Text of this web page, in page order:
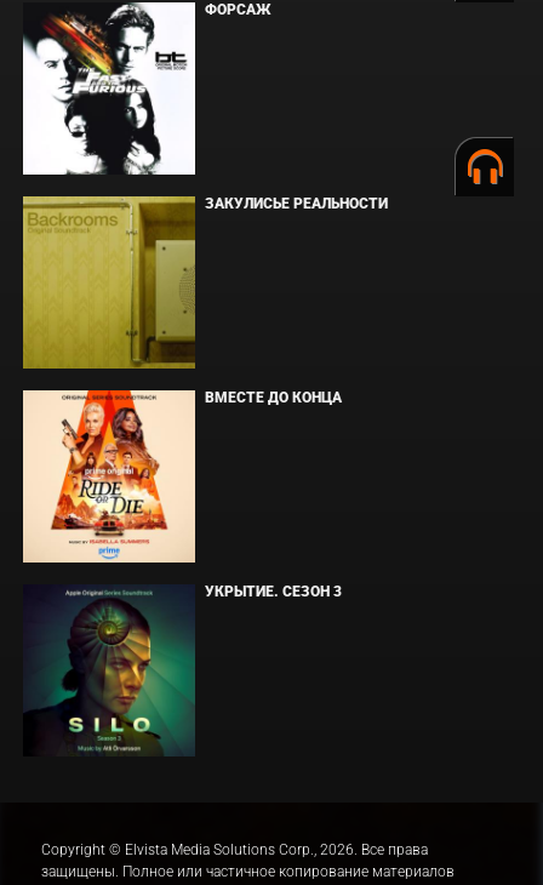
ФОРСАЖ
ЗАКУЛИСЬЕ РЕАЛЬНОСТИ
ВМЕСТЕ ДО КОНЦА
УКРЫТИЕ. СЕЗОН 3
Copyright © Elvista Media Solutions Corp., 2026. Все права
защищены. Полное или частичное копирование материалов